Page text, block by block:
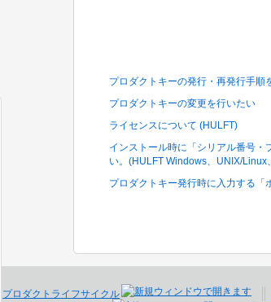
プロダクトキーの発行・再発行手順
プロダクトキーの変更を行いたい
ライセンスについて (HULFT)
インストール時に「シリアル番号・
い。(HULFT Windows、UNIX/
プロダクトキー発行時に入力する
プロダクトライフサイクル